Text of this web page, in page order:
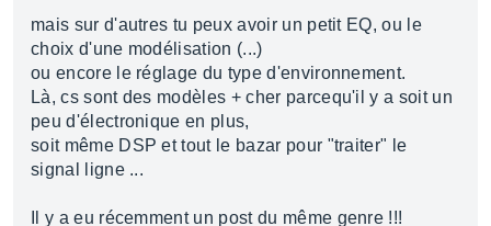
mais sur d'autres tu peux avoir un petit EQ, ou le
choix d'une modélisation (...)
ou encore le réglage du type d'environnement.
Là, cs sont des modèles + cher parcequ'il y a soit un
peu d'électronique en plus,
soit même DSP et tout le bazar pour "traiter" le
signal ligne ...
Il y a eu récemment un post du même genre !!!